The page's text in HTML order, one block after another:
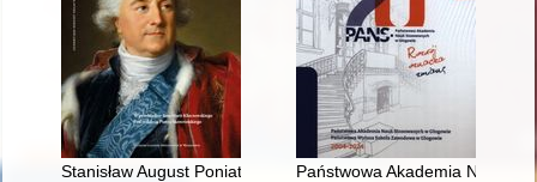
Stanisław August Poniatowski i Europa wieku świateł :
Państwowa Akademia Nauk